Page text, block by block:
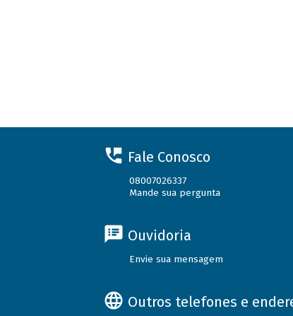
Fale Conosco
08007026337
Mande sua pergunta
Ouvidoria
Envie sua mensagem
Outros telefones e